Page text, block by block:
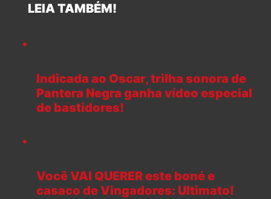
LEIA TAMBÉM!
Indicada ao Oscar, trilha sonora de
Pantera Negra ganha vídeo especial
de bastidores!
Você VAI QUERER este boné e
casaco de Vingadores: Ultimato!